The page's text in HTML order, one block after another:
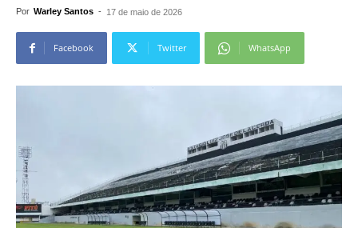
Por Warley Santos - 17 de maio de 2026
Facebook Twitter WhatsApp